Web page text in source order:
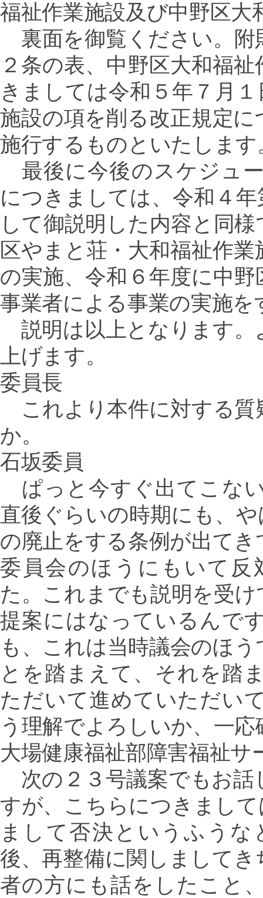
福祉作業施設及び中野区
裏面を御覧ください。附
２条の表、中野区大和福
きましては令和５年７月
施設の項を削る改正規定
施行するものといたします
最後に今後のスケジュ
につきましては、令和４
して御説明した内容と同
区やまと荘・大和福祉作
の実施、令和６年度に中
事業者による事業の実施
説明は以上となります。
上げます。
委員長
これより本件に対する質
か。
石坂委員
ぱっと今すぐ出てこな
直後ぐらいの時期にも、
の廃止をする条例が出て
委員会のほうにもいて
た。これまでも説明を受
提案にはなっているんで
も、これは当時議会のほ
とを踏まえて、それを踏
ただいて進めていただい
う理解でよろしいか、一
大場健康福祉部障害福祉サ
次の２３号議案でもお話
すが、こちらにつきまし
まして否決というふう
後、再整備に関しまして
者の方にも話をしたこと